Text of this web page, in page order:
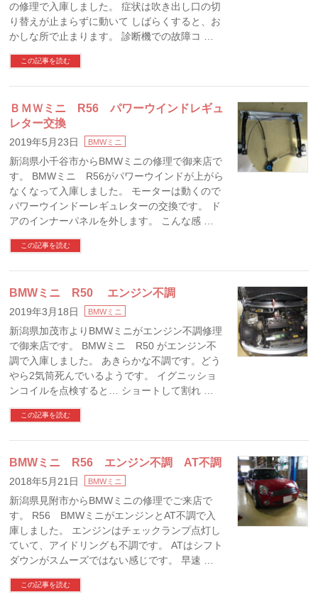
の修理で入庫しました。 症状は吹き出し口の切
り替えが止まらずに動いて しばらくすると、お
かしな所で止まります。 診断機での故障コ …
この記事を読む
ＢＭＷミニ R56 パワーウインドレギュ
レター交換
2019年5月23日 BMWミニ
新潟県小千谷市からBMWミニの修理で御来店で
す。 BMWミニ R56がパワーウインドが上がら
なくなって入庫しました。 モーターは動くので
パワーウインドーレギュレターの交換です。 ド
アのインナーパネルを外します。 こんな感 …
この記事を読む
BMWミニ R50 エンジン不調
2019年3月18日 BMWミニ
新潟県加茂市よりBMWミニがエンジン不調修理
で御来店です。 BMWミニ R50 がエンジン不
調で入庫しました。 あきらかな不調です。どう
やら2気筒死んでいるようです。 イグニッショ
ンコイルを点検すると… ショートして割れ …
この記事を読む
BMWミニ R56 エンジン不調 AT不調
2018年5月21日 BMWミニ
新潟県見附市からBMWミニの修理でご来店で
す。 R56 BMWミニがエンジンとAT不調で入
庫しました。 エンジンはチェックランプ点灯し
ていて、アイドリングも不調です。 ATはシフト
ダウンがスムーズではない感じです。 早速 …
この記事を読む